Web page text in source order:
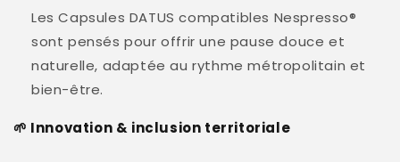
Les Capsules DATUS compatibles Nespresso®
sont pensés pour offrir une pause douce et
naturelle, adaptée au rythme métropolitain et
bien-être.
🌱 Innovation & inclusion territoriale